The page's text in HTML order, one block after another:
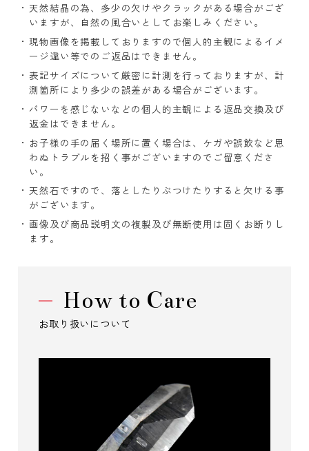
天然結晶の為、多少の欠けやクラックがある場合がござ
いますが、自然の風合いとしてお楽しみください。
現物画像を掲載しておりますので個人的主観によるイメ
ージ違い等でのご返品はできません。
表記サイズについて厳密に計測を行っておりますが、計
測箇所により多少の誤差がある場合がございます。
パワーを感じないなどの個人的主観による返品交換及び
返金はできません。
お子様の手の届く場所に置く場合は、ケガや誤飲など思
わぬトラブルを招く事がございますのでご留意くださ
い。
天然石ですので、落としたりぶつけたりすると欠ける事
がございます。
画像及び商品説明文の複製及び無断使用は固くお断りし
ます。
How to Care
お取り扱いについて